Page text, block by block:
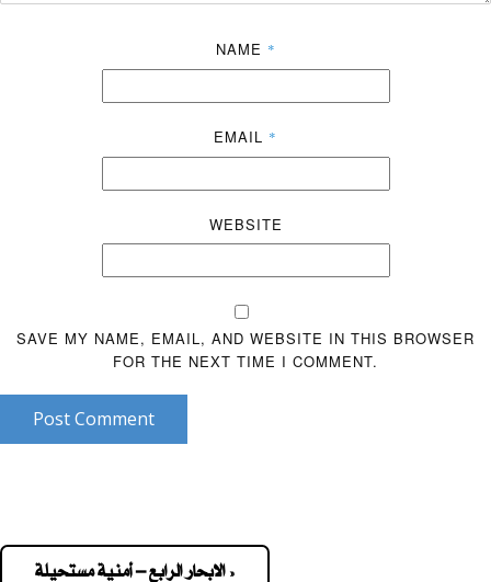
NAME *
EMAIL *
WEBSITE
SAVE MY NAME, EMAIL, AND WEBSITE IN THIS BROWSER
FOR THE NEXT TIME I COMMENT.
Post Comment
« الابحار الرابع – أمنية مستحيلة